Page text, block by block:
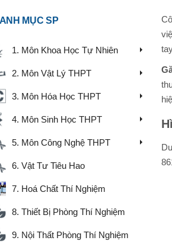
MỤC SP
1. Môn Khoa Học Tự Nhiên
2. Môn Vật Lý THPT
3. Môn Hóa Học THPT
4. Môn Sinh Học THPT
5. Môn Công Nghệ THPT
6. Vật Tư Tiêu Hao
7. Hoá Chất Thí Nghiệm
8. Thiết Bị Phòng Thí Nghiệm
9. Nội Thất Phòng Thí Nghiệm